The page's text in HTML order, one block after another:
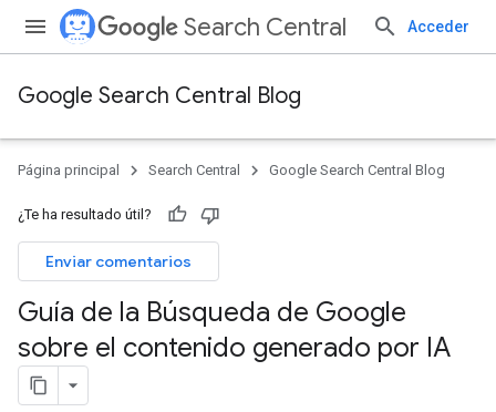
Search Central Acceder
Google Search Central Blog
Página principal Search Central Google Search Central Blog
¿Te ha resultado útil?
Enviar comentarios
Guía de la Búsqueda de Google
sobre el contenido generado por IA